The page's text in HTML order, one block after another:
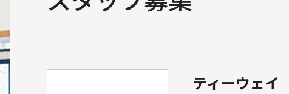
ティーウェイ